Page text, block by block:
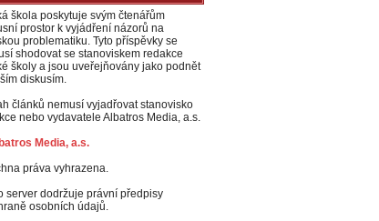
škola poskytuje svým čtenářům
prostor k vyjádření názorů na
problematiku. Tyto příspěvky se
shodovat se stanoviskem redakce
školy a jsou uveřejňovány jako podnět
diskusím.
článků nemusí vyjadřovat stanovisko
nebo vydavatele Albatros Media, a.s.
Media, a.s.
práva vyhrazena.
server dodržuje právní předpisy
osobních údajů.